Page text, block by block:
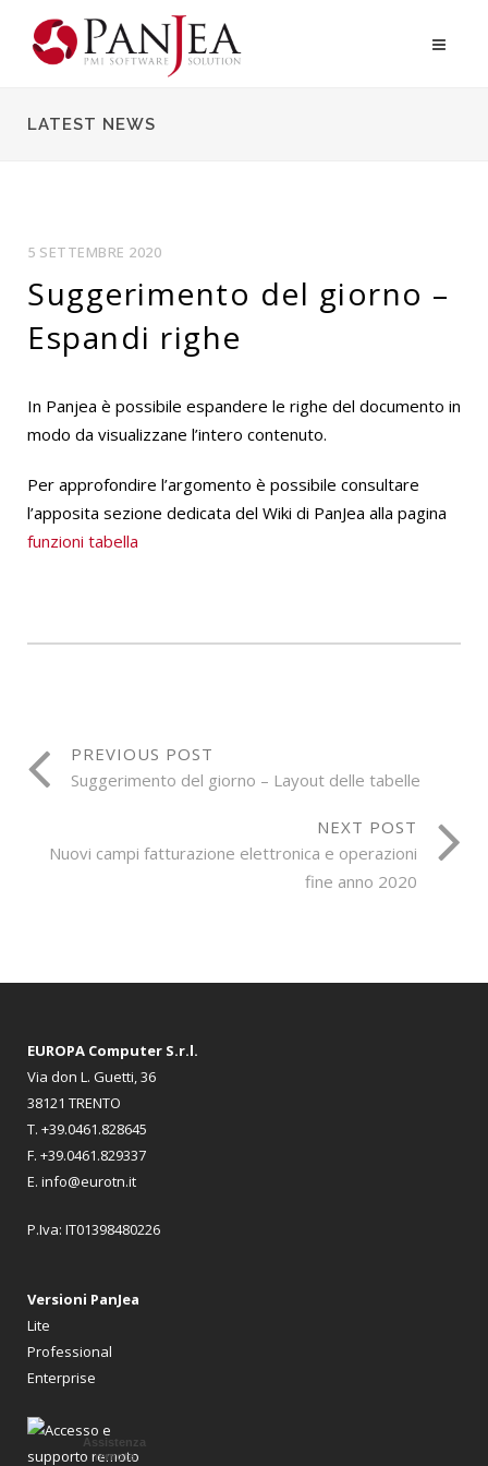
LATEST NEWS
5 SETTEMBRE 2020
Suggerimento del giorno –
Espandi righe
In Panjea è possibile espandere le righe del documento in
modo da visualizzane l’intero contenuto.
Per approfondire l’argomento è possibile consultare
l’apposita sezione dedicata del Wiki di PanJea alla pagina
funzioni tabella
PREVIOUS POST
Suggerimento del giorno – Layout delle tabelle
NEXT POST
Nuovi campi fatturazione elettronica e operazioni
fine anno 2020
EUROPA Computer S.r.l.
Via don L. Guetti, 36
38121 TRENTO
T. +39.0461.828645
F. +39.0461.829337
E. info@eurotn.it
P.Iva: IT01398480226
Versioni PanJea
Lite
Professional
Enterprise
Assistenza
remota